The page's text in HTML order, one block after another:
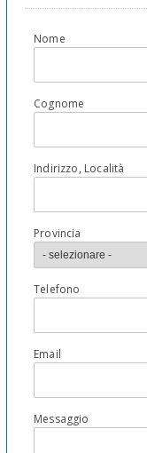
Nome
Cognome
Indirizzo, Località
Provincia
Telefono
Email
Messaggio